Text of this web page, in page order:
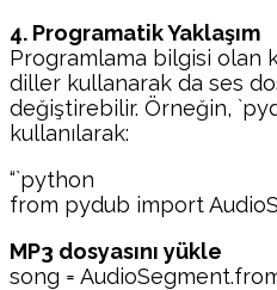
4. Programatik Yaklaşım
Programlama bilgisi olan
diller kullanarak da ses
değiştirebilir. Örneğin,
kullanılarak:
“`python
from pydub import
MP3 dosyasını yükle
song =